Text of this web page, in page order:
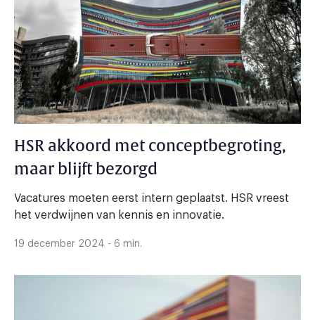
HSR akkoord met conceptbegroting,
maar blijft bezorgd
Vacatures moeten eerst intern geplaatst. HSR vreest
het verdwijnen van kennis en innovatie.
19 december 2024 - 6 min.